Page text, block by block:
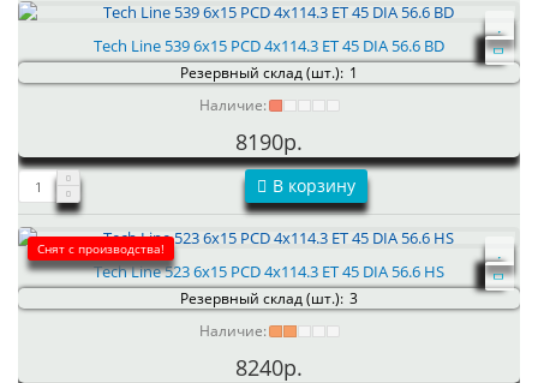
Tech Line 539 6x15 PCD 4x114.3 ET 45 DIA 56.6 BD
Резервный склад (шт.): 1
Наличие:
8190р.
В корзину
Снят с производства!
Tech Line 523 6x15 PCD 4x114.3 ET 45 DIA 56.6 HS
Резервный склад (шт.): 3
Наличие:
8240р.